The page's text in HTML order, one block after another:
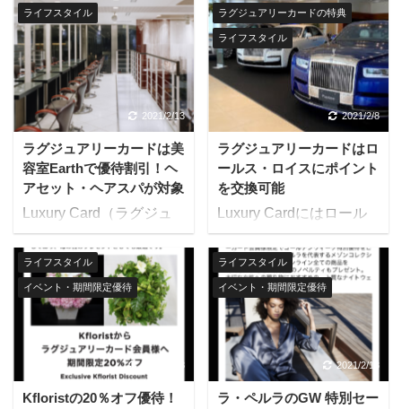
ライフスタイル
2021/2/13
ラグジュアリーカードは美
容室Earthで優待割引！ヘ
アセット・ヘアスパが対象
Luxury Card（ラグジュ
アリーカード）はヘアサ
ロン「Earth」での優待
特典を利用できます。 対
象カードはあらゆるラグ
ジュアリーカードであ
り、チタンカード、ブラ
ックカード、ゴールドカ
ードの全会員が使えま
ラグジュアリーカードの特典
ライフスタイル
2021/2/8
ラグジュアリーカードはロ
ールス・ロイスにポイント
を交換可能
Luxury Cardにはロール
ス・ロイス関連のベネフ
ィットが存在していま
す。 ラグジュアリーカー
ドのポイント9,270,000
ポイントでロールス・ロ
イス ブラックバッジ
CULLINANと交換できま
す。手付金や一部車両価
ライフスタイル
イベント・期間限定優待
2021/2/13
Kfloristの20％オフ優待！
ライフスタイル
イベント・期間限定優待
2021/2/13
ラ・ペルラのGW 特別セー